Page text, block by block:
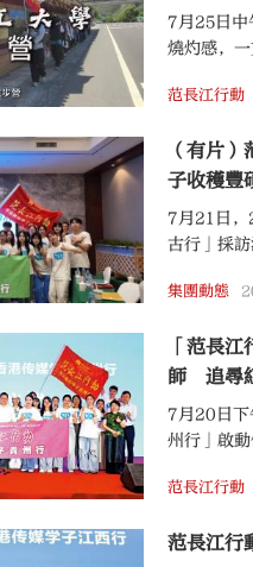
7月25日中
燒灼感，
路」採訪
踐品牌項
色思政+生
工大學朱
生，他們
用腳板體
范長江行動
（有片
子收穫豐
7月21日
古行」採
示體驗中
集團動態
「范長
師 追尋
7月20日
州行」啟
進貴州。
走進紅軍
范長江行動
范長江行